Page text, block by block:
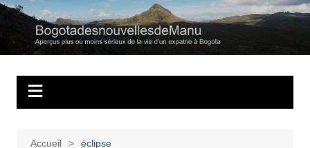
Aller
contenu
Regards personnels sur la vie d’expatrié à Bogota
Accueil éclipse